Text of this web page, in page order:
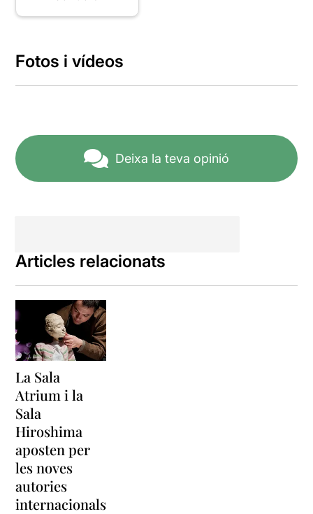
Fotos i vídeos
Deixa la teva opinió
Articles relacionats
La Sala
Atrium i la
Sala
Hiroshima
aposten per
les noves
autories
internacionals